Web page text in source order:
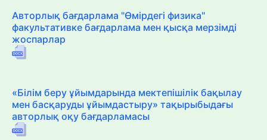
Авторлық бағдарлама "Өмірдегі физика"
факультативке бағдарлама мен қысқа мерзімді
жоспарлар
«Білім беру ұйымдарында мектепішілік бақылау
мен басқаруды ұйымдастыру» тақырыбыдағы
авторлық оқу бағдарламасы